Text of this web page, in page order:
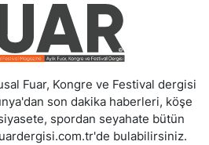
Fuar, Kongre ve Festival dergisi
son dakika haberleri, köşe
spordan seyahate bütün
bulabilirsiniz.